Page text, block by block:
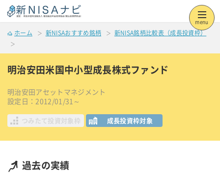
menu
ホーム 新NISAおすすめ銘柄 新NISA銘柄比較表（成長投資枠）
明治安田米国中小型成長株式ファンド
明治安田アセットマネジメント
設定日：2012/01/31～
つみたて投資対象枠 成長投資枠対象
過去の実績